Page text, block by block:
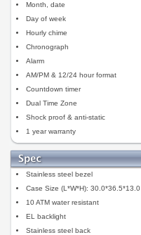
Month, date
Day of week
Hourly chime
Chronograph
Alarm
AM/PM & 12/24 hour format
Countdown timer
Dual Time Zone
Shock proof & anti-static
1 year warranty
Stainless steel bezel
Case Size (L*W*H): 30.0*36.5*13.0
10 ATM water resistant
EL backlight
Stainless steel back